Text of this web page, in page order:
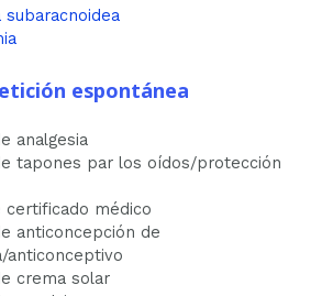
subaracnoidea
espontánea
analgesia
tapones par los oídos/protección
certificado médico
anticoncepción de
anticonceptivo
crema solar